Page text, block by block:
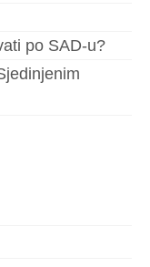
po SAD-u?